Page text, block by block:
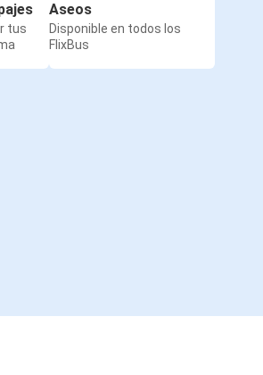
tus
Aseos
Disponible en todos los
FlixBus